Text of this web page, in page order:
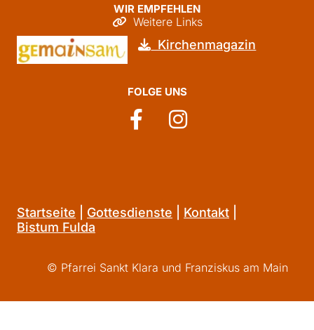
WIR EMPFEHLEN
 Weitere Links
 Kirchenmagazin
FOLGE UNS
Startseite Gottesdienste Kontakt
Bistum Fulda
© Pfarrei Sankt Klara und Franziskus am Main